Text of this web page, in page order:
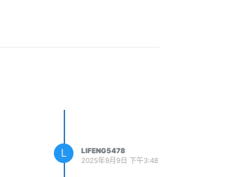
L
LIFENG5478
2025年9月9日 下午3:48